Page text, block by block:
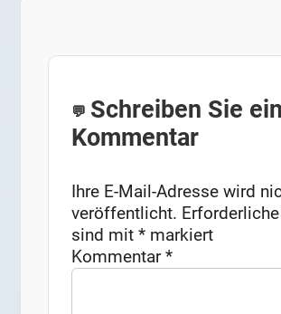
Schreiben Sie
Kommentar
Ihre E-Mail-Adresse wird
veröffentlicht.
sind mit* markiert
Kommentar*